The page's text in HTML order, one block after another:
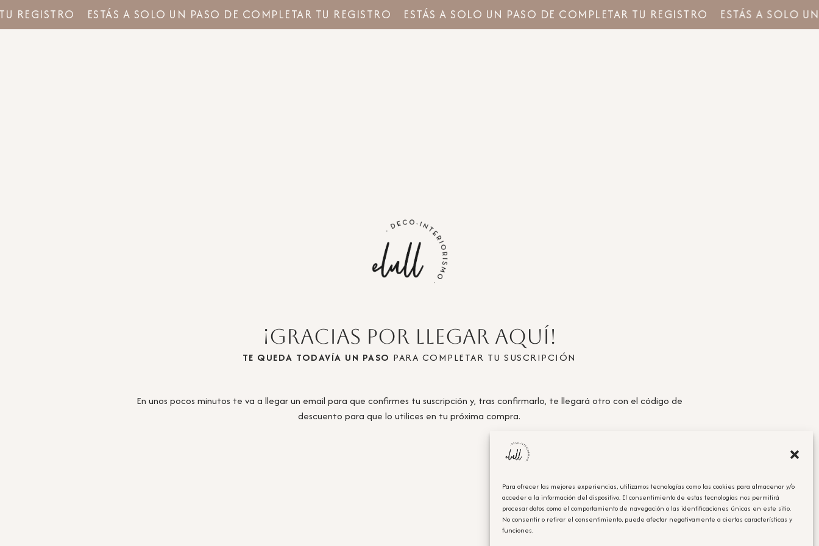
Para ofrecer las mejores experiencias, utilizamos tecnologías como las cookies para almacenar y/o
acceder a la información del dispositivo. El consentimiento de estas tecnologías nos permitirá
procesar datos como el comportamiento de navegación o las identificaciones únicas en este sitio.
No consentir o retirar el consentimiento, puede afectar negativamente a ciertas características y
funciones.
REGISTRO ESTÁS A SOLO UN PASO DE COMPLETAR TU REGISTRO ESTÁS A SOLO UN PASO DE COMPLETAR TU REGISTRO ESTÁS A SOLO
¡Gracias por llegar aquí!
TE QUEDA TODAVÍA UN PASO PARA COMPLETAR TU SUSCRIPCIÓN
En unos pocos minutos te va a llegar un email para que confirmes tu suscripción y, tras confirmarlo, te llegará otro con el código de
descuento para que lo utilices en tu próxima compra.